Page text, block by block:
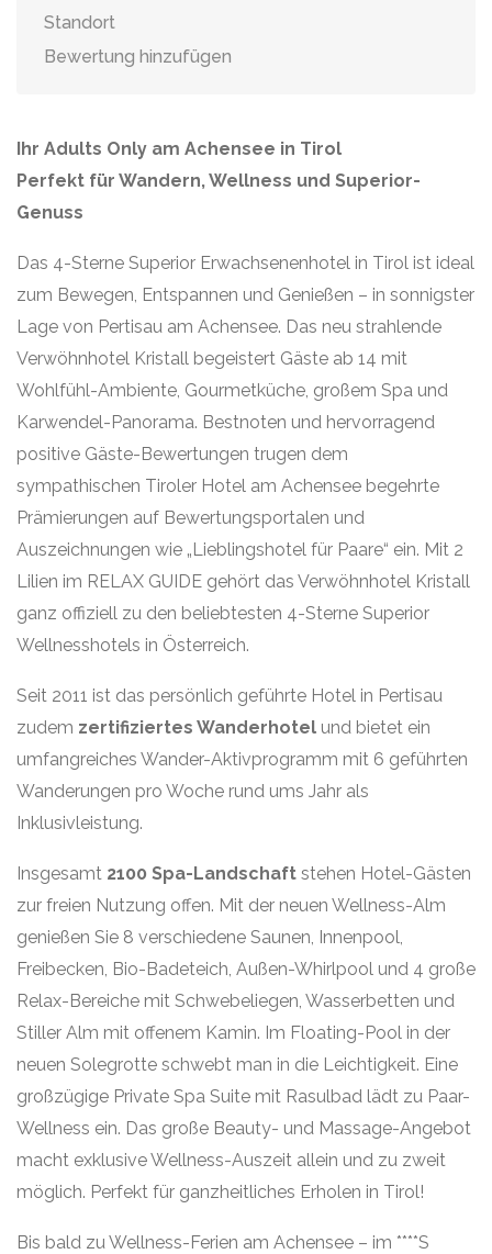
Standort
Bewertung hinzufügen
Ihr Adults Only am Achensee in Tirol
Perfekt für Wandern, Wellness und Superior-
Genuss
Das 4-Sterne Superior Erwachsenenhotel in Tirol ist ideal
zum Bewegen, Entspannen und Genießen – in sonnigster
Lage von Pertisau am Achensee. Das neu strahlende
Verwöhnhotel Kristall begeistert Gäste ab 14 mit
Wohlfühl-Ambiente, Gourmetküche, großem Spa und
Karwendel-Panorama. Bestnoten und hervorragend
positive Gäste-Bewertungen trugen dem
sympathischen Tiroler Hotel am Achensee begehrte
Prämierungen auf Bewertungsportalen und
Auszeichnungen wie „Lieblingshotel für Paare“ ein. Mit 2
Lilien im RELAX GUIDE gehört das Verwöhnhotel Kristall
ganz offiziell zu den beliebtesten 4-Sterne Superior
Wellnesshotels in Österreich.
Seit 2011 ist das persönlich geführte Hotel in Pertisau
zudem zertifiziertes Wanderhotel und bietet ein
umfangreiches Wander-Aktivprogramm mit 6 geführten
Wanderungen pro Woche rund ums Jahr als
Inklusivleistung.
Insgesamt 2100 Spa-Landschaft stehen Hotel-Gästen
zur freien Nutzung offen. Mit der neuen Wellness-Alm
genießen Sie 8 verschiedene Saunen, Innenpool,
Freibecken, Bio-Badeteich, Außen-Whirlpool und 4 große
Relax-Bereiche mit Schwebeliegen, Wasserbetten und
Stiller Alm mit offenem Kamin. Im Floating-Pool in der
neuen Solegrotte schwebt man in die Leichtigkeit. Eine
großzügige Private Spa Suite mit Rasulbad lädt zu Paar-
Wellness ein. Das große Beauty- und Massage-Angebot
macht exklusive Wellness-Auszeit allein und zu zweit
möglich. Perfekt für ganzheitliches Erholen in Tirol!
Bis bald zu Wellness-Ferien am Achensee – im ****S